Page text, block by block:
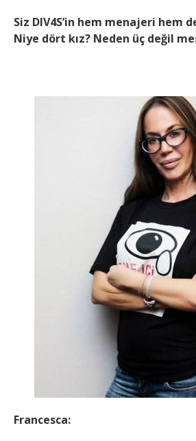
Siz DIV4S’in hem menajeri hem de
Niye dört kız? Neden üç değil
Francesca: